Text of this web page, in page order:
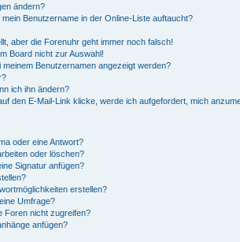
ändern?
Benutzername in der Online-Liste auftaucht?
aber die Forenuhr geht immer noch falsch!
Board nicht zur Auswahl!
Benutzernamen angezeigt werden?
ich ihn ändern?
den E-Mail-Link klicke, werde ich aufgefordert, mich
oder eine Antwort?
oder löschen?
Signatur anfügen?
erstellen?
Umfrage?
Foren nicht zugreifen?
anfügen?